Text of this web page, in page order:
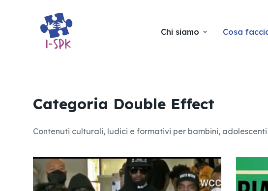
Chi siamo Cosa
Categoria Double Effect
Contenuti culturali, ludici e formativi per bambini,